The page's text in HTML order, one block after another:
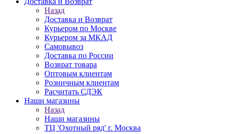
Назад
Доставка и Возврат
Курьером по Москве
Курьером за МКАД
Самовывоз
Доставка по России
Возврат товара
Оптовым клиентам
Розничным клиентам
Расчитать СДЭК
Наши магазины
Назад
Наши магазины
ТЦ 'Охотный ряд' г. Москва